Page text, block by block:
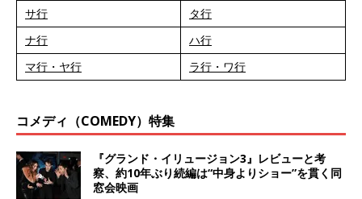
サ行
タ行
ナ行
ハ行
マ行・ヤ行
ラ行・ワ行
コメディ（COMEDY）特集
『グランド・イリュージョン3』レビューと考
察、約10年ぶり続編は“中身よりショー”を貫く同
窓会映画